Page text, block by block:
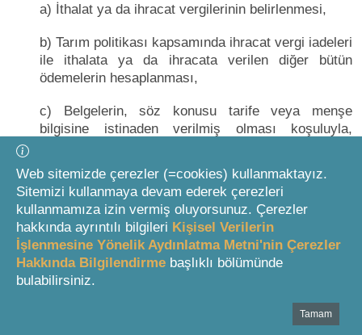
a) İthalat ya da ihracat vergilerinin belirlenmesi,
b) Tarım politikası kapsamında ihracat vergi iadeleri
ile ithalata ya da ihracata verilen diğer bütün
ödemelerin hesaplanması,
c) Belgelerin, söz konusu tarife veya menşe
bilgisine istinaden verilmiş olması koşuluyla,
ithalat, ihracat ya da ön izin belgesinin kullanımı.
DÖRDÜNCÜ AYIRIM
Diğer Hükümler
MADDE 10
Değişik madde: 18/06/2009 t. 5911 s. K. m.3
Web sitemizde çerezler (=cookies) kullanmaktayız.
Sitemizi kullanmaya devam ederek çerezleri
kullanmamıza izin vermiş oluyorsunuz. Çerezler
hakkında ayrıntılı bilgileri Kişisel Verilerin
İşlenmesine Yönelik Aydınlatma Metni'nin Çerezler
Hakkında Bilgilendirme başlıklı bölümünde
bulabilirsiniz.
Tamam